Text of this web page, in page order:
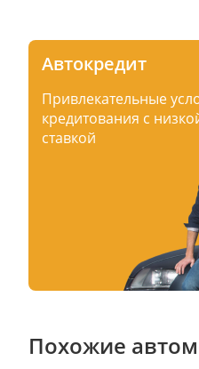
Автокредит
Привлекательные
кредитования с
ставкой
Похожие